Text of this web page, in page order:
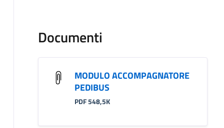
Documenti
MODULO ACCOMPAGNATORE
PEDIBUS
PDF 548,5K